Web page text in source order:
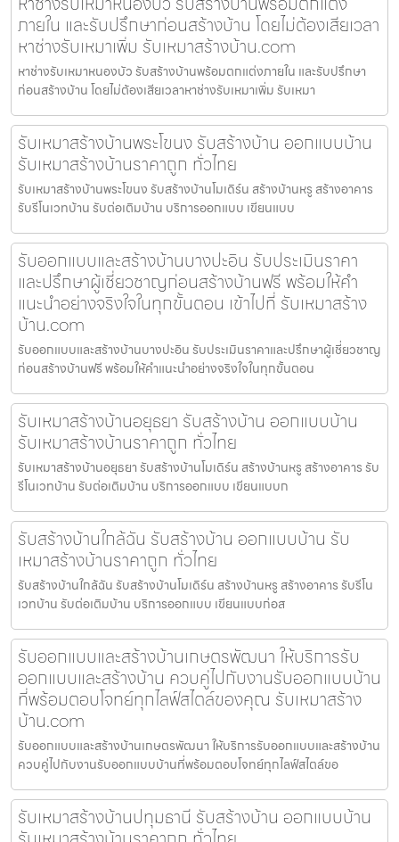
ภายใน และรับปรึกษาก่อนสร้างบ้าน โดยไม่ต้องเสียเวลา
หาช่างรับเหมาเพิ่ม รับเหมาสร้างบ้าน.com
หาช่างรับเหมาหนองบัว รับสร้างบ้านพร้อมตกแต่งภายใน และรับปรึกษา
ก่อนสร้างบ้าน โดยไม่ต้องเสียเวลาหาช่างรับเหมาเพิ่ม รับเหมา
รับเหมาสร้างบ้านพระโขนง รับสร้างบ้าน ออกแบบบ้าน
รับเหมาสร้างบ้านราคาถูก ทั่วไทย
รับเหมาสร้างบ้านพระโขนง รับสร้างบ้านโมเดิร์น สร้างบ้านหรู สร้างอาคาร
รับรีโนเวทบ้าน รับต่อเติมบ้าน บริการออกแบบ เขียนแบบ
รับออกแบบและสร้างบ้านบางปะอิน รับประเมินราคา
และปรึกษาผู้เชี่ยวชาญก่อนสร้างบ้านฟรี พร้อมให้คำ
แนะนำอย่างจริงใจในทุกขั้นตอน เข้าไปที่ รับเหมาสร้าง
บ้าน.com
รับออกแบบและสร้างบ้านบางปะอิน รับประเมินราคาและปรึกษาผู้เชี่ยวชาญ
ก่อนสร้างบ้านฟรี พร้อมให้คำแนะนำอย่างจริงใจในทุกขั้นตอน
รับเหมาสร้างบ้านอยุธยา รับสร้างบ้าน ออกแบบบ้าน
รับเหมาสร้างบ้านราคาถูก ทั่วไทย
รับเหมาสร้างบ้านอยุธยา รับสร้างบ้านโมเดิร์น สร้างบ้านหรู สร้างอาคาร รับ
รีโนเวทบ้าน รับต่อเติมบ้าน บริการออกแบบ เขียนแบบก
รับสร้างบ้านใกล้ฉัน รับสร้างบ้าน ออกแบบบ้าน รับ
เหมาสร้างบ้านราคาถูก ทั่วไทย
รับสร้างบ้านใกล้ฉัน รับสร้างบ้านโมเดิร์น สร้างบ้านหรู สร้างอาคาร รับรีโน
เวทบ้าน รับต่อเติมบ้าน บริการออกแบบ เขียนแบบก่อส
รับออกแบบและสร้างบ้านเกษตรพัฒนา ให้บริการรับ
ออกแบบและสร้างบ้าน ควบคู่ไปกับงานรับออกแบบบ้าน
ที่พร้อมตอบโจทย์ทุกไลฟ์สไตล์ของคุณ รับเหมาสร้าง
บ้าน.com
รับออกแบบและสร้างบ้านเกษตรพัฒนา ให้บริการรับออกแบบและสร้างบ้าน
ควบคู่ไปกับงานรับออกแบบบ้านที่พร้อมตอบโจทย์ทุกไลฟ์สไตล์ขอ
รับเหมาสร้างบ้านปทุมธานี รับสร้างบ้าน ออกแบบบ้าน